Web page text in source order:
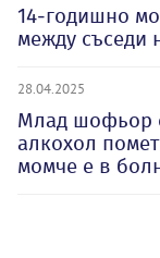
14-годишно
между съседи
28.04.2025
Млад шофьор
алкохол
момче е в